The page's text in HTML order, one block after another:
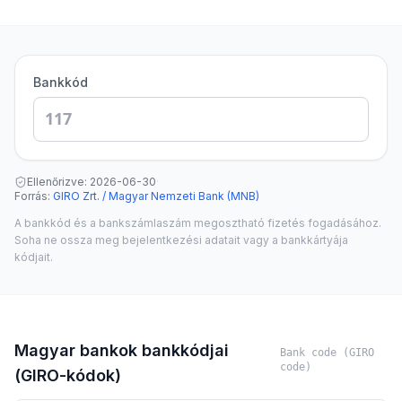
Bankkód
Ellenőrizve: 2026-06-30·
Forrás: GIRO Zrt. / Magyar Nemzeti Bank (MNB)
A bankkód és a bankszámlaszám megosztható fizetés fogadásához.
Soha ne ossza meg bejelentkezési adatait vagy a bankkártyája
kódjait.
Magyar bankok bankkódjai
(GIRO-kódok)
Bank code (GIRO
code)